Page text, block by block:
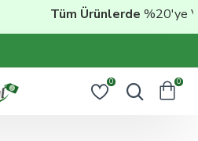
Tüm Ürünlerde%20'ye
0 0